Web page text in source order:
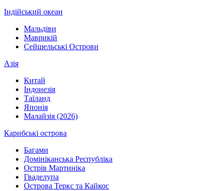
Індійський океан
Мальдіви
Маврикій
Сейшельські Острови
Азія
Китай
Індонезія
Таїланд
Японія
Малайзія (2026)
Карибські острова
Багами
Домініканська Республіка
Острів Мартиніка
Гваделупа
Острова Теркс та Кайкос